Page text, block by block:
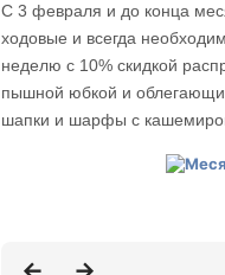
С 3 февраля и до конца
ходовые и всегда
неделю с 10% скидкой
пышной юбкой и
шапки и шарфы с